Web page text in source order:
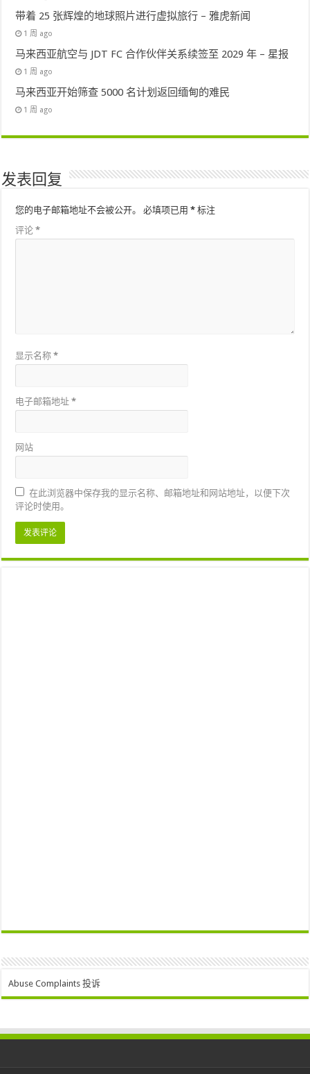
带着 25 张辉煌的地球照片进行虚拟旅行 – 雅虎新闻
1 周 ago
马来西亚航空与 JDT FC 合作伙伴关系续签至 2029 年 – 星报
1 周 ago
马来西亚开始筛查 5000 名计划返回缅甸的难民
1 周 ago
发表回复
您的电子邮箱地址不会被公开。 必填项已用* 标注
评论*
显示名称*
电子邮箱地址*
网站
在此浏览器中保存我的显示名称、邮箱地址和网站地址，以便下次
评论时使用。
Abuse Complaints 投诉